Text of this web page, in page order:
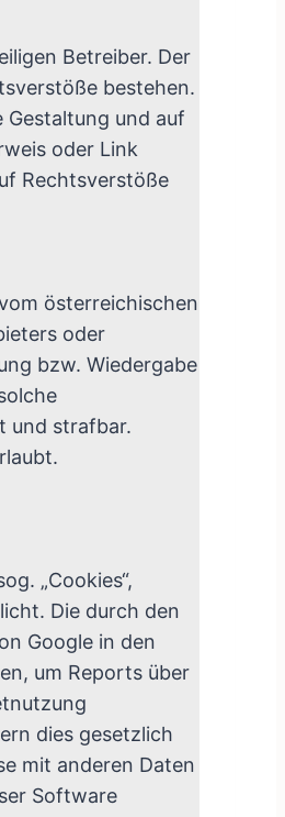
Betreiber. Der
bestehen.
und auf
oder Link
Rechtsverstöße
österreichischen
oder
bzw. Wiedergabe
und strafbar.
„Cookies“,
Die durch den
Google in den
um Reports über
dies gesetzlich
mit anderen Daten
Software